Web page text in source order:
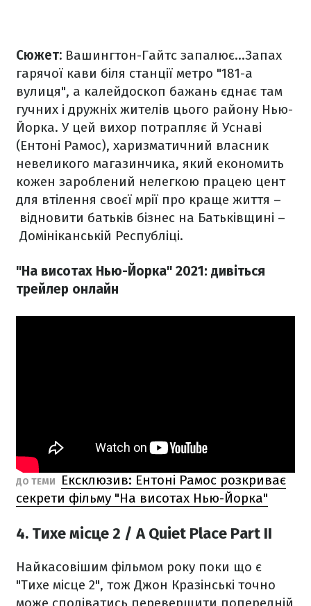
Сюжет: Вашингтон-Гайтс запалює…Запах
гарячої кави біля станції метро "181-а
вулиця", а калейдоскоп бажань єднає там
гучних і дружніх жителів цього району Нью-
Йорка. У цей вихор потрапляє й Уснаві
(Ентоні Рамос), харизматичний власник
невеликого магазинчика, який економить
кожен зароблений нелегкою працею цент
для втілення своєї мрії про краще життя –
відновити батьків бізнес на Батьківщині –
Домініканській Республіці.
"На висотах Нью-Йорка" 2021: дивіться
трейлер онлайн
ДО ТЕМИ
Ексклюзив: Ентоні Рамос розкриває
секрети фільму "На висотах Нью-Йорка"
4. Тихе місце 2 / A Quiet Place Part II
Найкасовішим фільмом року поки що є
"Тихе місце 2", тож Джон Кразінські точно
може сподіватись перевершити попередній